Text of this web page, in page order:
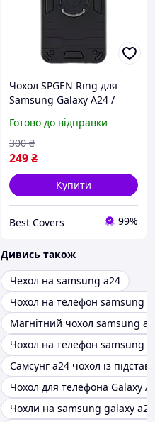
Чохол SPGEN Ring для
Samsung Galaxy A24 /
бампер із підставкою
кільцем чорний
Готово до відправки
249₴
300 ₴
Купити
Best Covers 99%
Дивись також
Чехол на samsung a24
Чохол на телефон samsung
Магнітний чохол samsung
Чохол на телефон samsung
Самсунг а24 чохол із
Чохол для телефона Galaxy
Чохли на samsung galaxy a24